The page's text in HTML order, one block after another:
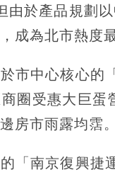
由於產品規劃
成為北市熱度
市中心核心的
圈受惠大巨
房市雨露均霑。
「南京復興捷